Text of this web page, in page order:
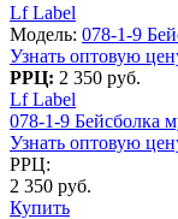
Lf Label
Модель: 078-1-9
Узнать оптовую
РРЦ: 2 350 руб.
Lf Label
078-1-9 Бейсболка
Узнать оптовую
РРЦ:
2 350 руб.
Купить